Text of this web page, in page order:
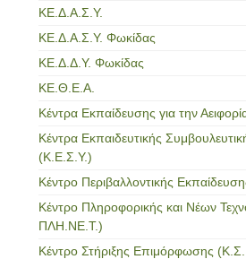
ΚΕ.Δ.Α.Σ.Υ.
ΚΕ.Δ.Α.Σ.Υ. Φωκίδας
ΚΕ.Δ.Δ.Υ. Φωκίδας
ΚΕ.Θ.Ε.Α.
Κέντρα Εκπαίδευσης για την
Κέντρα Εκπαιδευτικής
(Κ.Ε.Σ.Υ.)
Κέντρο Περιβαλλοντικής
Κέντρο Πληροφορικής και Νέων
ΠΛΗ.ΝΕ.Τ.)
Κέντρο Στήριξης Επιμόρφωσης